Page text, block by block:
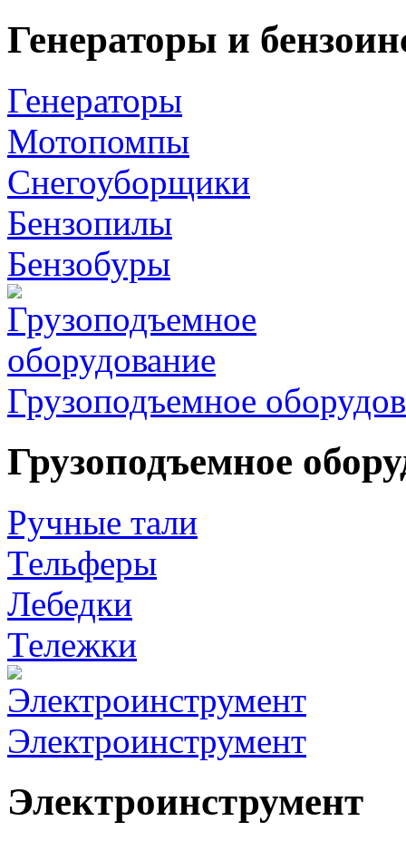
Генераторы и
Генераторы
Мотопомпы
Снегоуборщики
Бензопилы
Бензобуры
Грузоподъемное
Грузоподъемное
Ручные тали
Тельферы
Лебедки
Тележки
Электроинструмент
Электроинструмент